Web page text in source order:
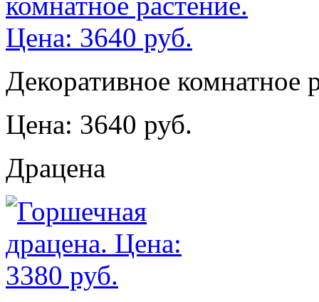
Декоративное комнатное
Цена: 3640 руб.
Драцена